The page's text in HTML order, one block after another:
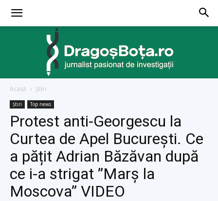
Acasă Ştiri
Ştiri Top news
Protest anti-Georgescu la
Curtea de Apel București. Ce
a pățit Adrian Băzăvan după
ce i-a strigat ”Marș la
Moscova” VIDEO